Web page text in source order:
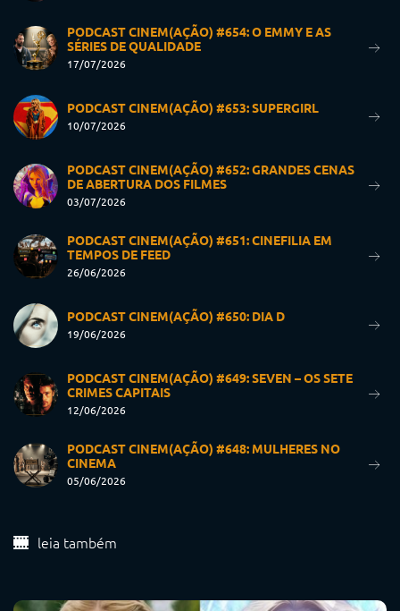
PODCAST CINEM(AÇÃO) #654: O EMMY E AS
SÉRIES DE QUALIDADE
17/07/2026
PODCAST CINEM(AÇÃO) #653: SUPERGIRL
10/07/2026
PODCAST CINEM(AÇÃO) #652: GRANDES CENAS
DE ABERTURA DOS FILMES
03/07/2026
PODCAST CINEM(AÇÃO) #651: CINEFILIA EM
TEMPOS DE FEED
26/06/2026
PODCAST CINEM(AÇÃO) #650: DIA D
19/06/2026
PODCAST CINEM(AÇÃO) #649: SEVEN – OS SETE
CRIMES CAPITAIS
12/06/2026
PODCAST CINEM(AÇÃO) #648: MULHERES NO
CINEMA
05/06/2026
leia também